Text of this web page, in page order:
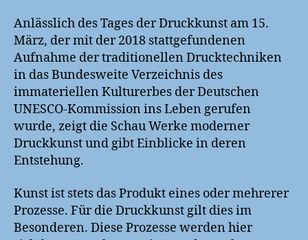
Anlässlich des Tages der Druckkunst am 15.
März, der mit der 2018 stattgefundenen
Aufnahme der traditionellen Drucktechniken
in das Bundesweite Verzeichnis des
immateriellen Kulturerbes der Deutschen
UNESCO-Kommission ins Leben gerufen
wurde, zeigt die Schau Werke moderner
Druckkunst und gibt Einblicke in deren
Entstehung.
Kunst ist stets das Produkt eines oder mehrerer
Prozesse. Für die Druckkunst gilt dies im
Besonderen. Diese Prozesse werden hier